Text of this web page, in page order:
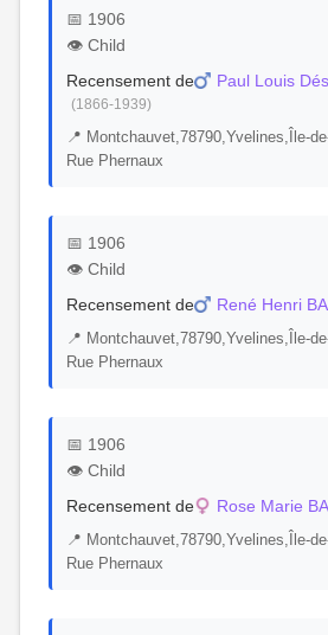
📅 1906
👁️ Child
Recensement de
Paul Louis
(1866-1939)
📍 Montchauvet,78790,Yvelines,Île-
Rue Phernaux
📅 1906
👁️ Child
Recensement de
René Henri
📍 Montchauvet,78790,Yvelines,Île-
Rue Phernaux
📅 1906
👁️ Child
Recensement de
Rose Marie
📍 Montchauvet,78790,Yvelines,Île-
Rue Phernaux